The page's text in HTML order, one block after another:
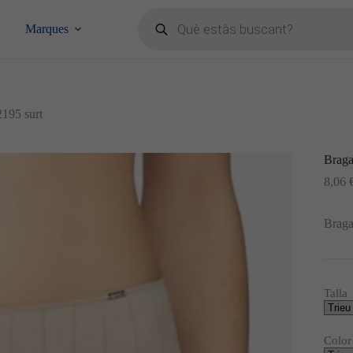
Marques
search
surt
8,06
Talla
Color